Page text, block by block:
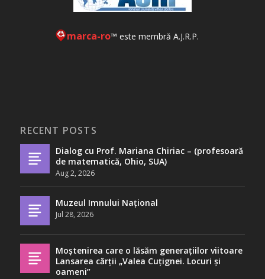
marca-ro™ este membră A.J.R.P.
RECENT POSTS
Dialog cu Prof. Mariana Chiriac – (profesoară
de matematică, Ohio, SUA)
Aug 2, 2026
Muzeul Imnului Național
Jul 28, 2026
Moștenirea care o lăsăm generațiilor viitoare
Lansarea cărții „Valea Cuțignei. Locuri și
oameni”